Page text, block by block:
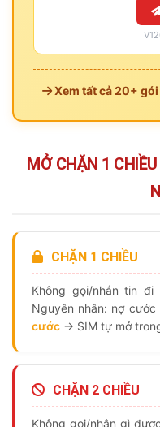
Xem tất cả 20+
MỞ CHẶN 1
CHẶN 1 CHIỀU
Không gọi/nhắn tin đi
Nguyên nhân: nợ
cước → SIM tự mở
CHẶN 2 CHIỀU
Không gọi/nhận gì